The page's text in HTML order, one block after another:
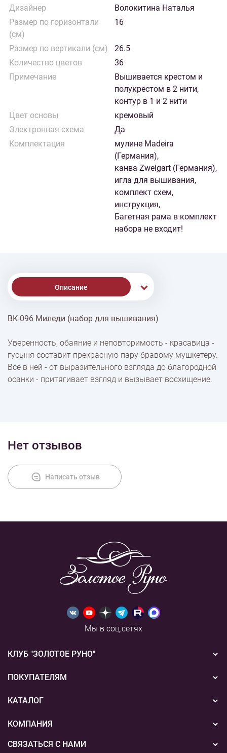
Дизайнер
Волокитина Наталья
Размер по горизонтали
(см)
16
Размер по вертикали (см)
26.5
Количество цветов
36
Примечание
Вышивается крестом и
полукрестом в 2 нити,
контур в 1 и 2 нити
Цвет основы
кремовый
Электронная схема
Да
Комплектация
мулине Madeira
(Германия),
канва Zweigart (Германия),
игла для вышивания,
комплект схем,
инструкция,
Багетная рама в комплект
набора не входит!
Описание
% Скидки
Доставка
ВК-096 Миледи (набор для вышивания)
Уверенность, обаяние и неповторимость - красавица -
гусыня составит прекрасную пару бравому мушкетеру.
Все в ней - от выразительного взгляда до благородной
осанки - притягивает взгляд и вызывает восхищение.
Нет отзывов
Написать отзыв
Мы в соц.сетях
КЛУБ "ЗОЛОТОЕ РУНО"
Новости
Акции
ПОКУПАТЕЛЯМ
Бонусная система
Подарочные сертификаты
Способы оплаты
КАТАЛОГ
Вышивка
Пряжа
КОМПАНИЯ
О нас
СВЯЗАТЬСЯ С НАМИ